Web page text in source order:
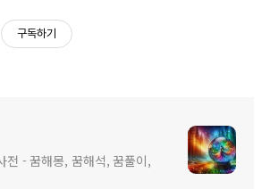
구독하기
전 - 꿈해몽, 꿈해석, 꿈풀이,